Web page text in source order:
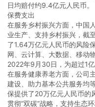
日均赔付约9.4亿元人民币。
保费支出
在服务乡村振兴方面，中国
业生产、支持乡村振兴，截
了1.64万亿元人民币的风险
网、云计算、大数据、移动
2022年9月30日，为超过1
在服务健康养老方面，公司
建设、助力基本公共服务均
保提供了20万亿元人民币的
贯彻“双碳”战略，支持生态